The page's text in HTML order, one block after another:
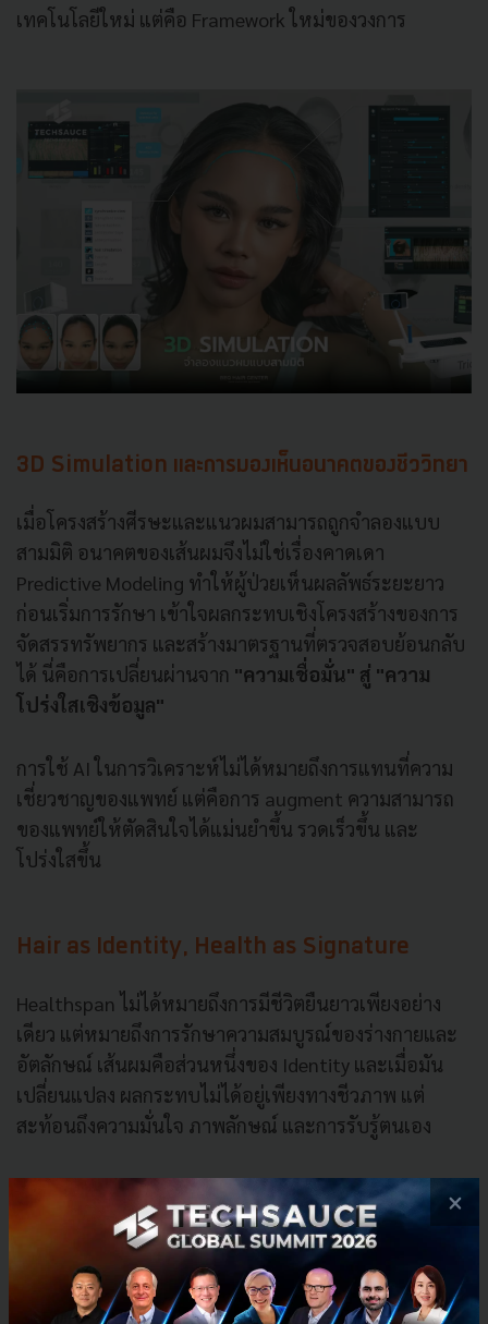
เทคโนโลยีใหม่ แต่คือ Framework ใหม่ของวงการ
3D Simulation และการมองเห็นอนาคตของชีววิทยา
เมื่อโครงสร้างศีรษะและแนวผมสามารถถูกจำลองแบบ
สามมิติ อนาคตของเส้นผมจึงไม่ใช่เรื่องคาดเดา
Predictive Modeling ทำให้ผู้ป่วยเห็นผลลัพธ์ระยะยาว
ก่อนเริ่มการรักษา เข้าใจผลกระทบเชิงโครงสร้างของการ
จัดสรรทรัพยากร และสร้างมาตรฐานที่ตรวจสอบย้อนกลับ
ได้ นี่คือการเปลี่ยนผ่านจาก "ความเชื่อมั่น" สู่ "ความ
โปร่งใสเชิงข้อมูล"
การใช้ AI ในการวิเคราะห์ไม่ได้หมายถึงการแทนที่ความ
เชี่ยวชาญของแพทย์ แต่คือการ augment ความสามารถ
ของแพทย์ให้ตัดสินใจได้แม่นยำขึ้น รวดเร็วขึ้น และ
โปร่งใสขึ้น
Hair as Identity, Health as Signature
Healthspan ไม่ได้หมายถึงการมีชีวิตยืนยาวเพียงอย่าง
เดียว แต่หมายถึงการรักษาความสมบูรณ์ของร่างกายและ
อัตลักษณ์ เส้นผมคือส่วนหนึ่งของ Identity และเมื่อมัน
เปลี่ยนแปลง ผลกระทบไม่ได้อยู่เพียงทางชีวภาพ แต่
สะท้อนถึงความมั่นใจ ภาพลักษณ์ และการรับรู้ตนเอง
แนวคิด "Your Signature, Restored"ของ BEQ Hair
Center จึงไม่ใช่เพียงปรัชญาความงาม แต่เป็นการใช้
ข้อมูล เทคโนโลยี และ AI เพื่อรักษาความสมดุลระหว่าง
Biology และ Identity ในยุคที่เราสามารถแก้ไข DNA ได้
แล้ว การฟื้นฟูเส้นผมด้วยความแม่นยำระดับข้อมูลจึงไม่ใช่
×